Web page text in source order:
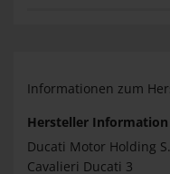
Informationen zum
Hersteller Information
Ducati Motor Holding
Cavalieri Ducati 3